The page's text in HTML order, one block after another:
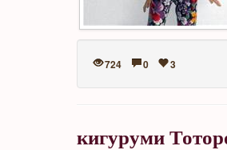
724 0 3
кигуруми